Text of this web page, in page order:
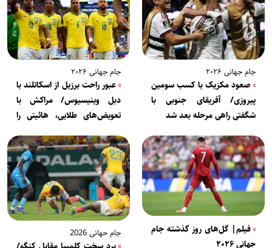
جام جهانی ۲۰۲۶
صعود مکزیک با کسب سومین
پیروزی/ آفریقای جنوبی با
شگفتی راهی مرحله بعد شد
جام جهانی ۲۰۲۶
عبور راحت برزیل از اسکاتلند با
دبل وینیسیوس/ مراکش با
تعویض‌های طلایی، هائیتی را
فیلم| گل‌های روز گذشته جام
جهانی ۲۰۲۶
جام حهانی 2026